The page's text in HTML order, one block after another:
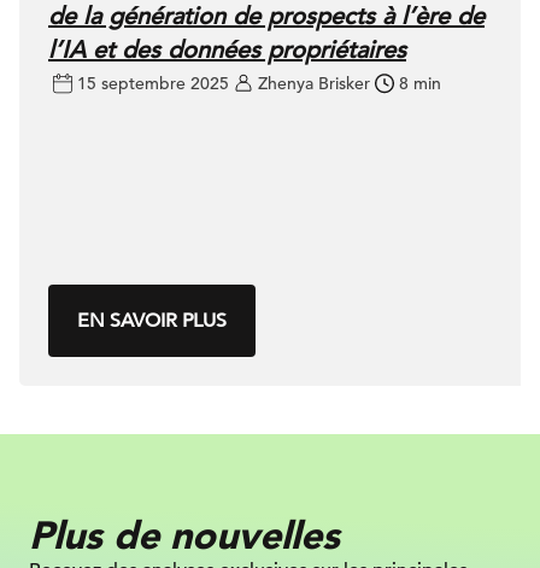
de la génération de prospects à l’ère de
l’IA et des données propriétaires
15 septembre 2025 Zhenya Brisker 8 min
EN SAVOIR PLUS
Plus de nouvelles